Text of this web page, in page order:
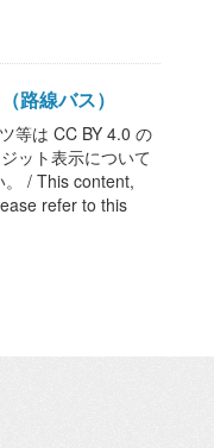
路線バス）
等は CC BY 4.0 の
ット表示について
。 / This content,
refer to this